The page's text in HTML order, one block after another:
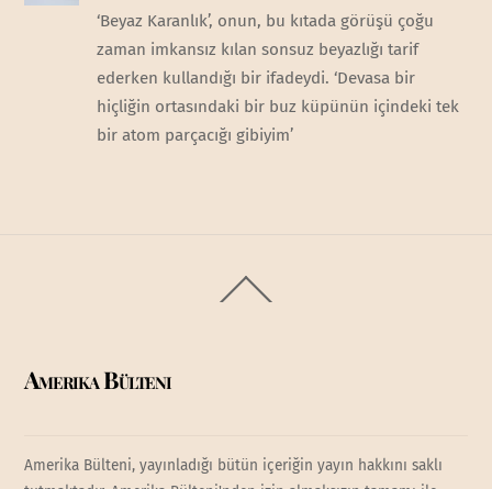
‘Beyaz Karanlık’, onun, bu kıtada görüşü çoğu
zaman imkansız kılan sonsuz beyazlığı tarif
ederken kullandığı bir ifadeydi. ‘Devasa bir
hiçliğin ortasındaki bir buz küpünün içindeki tek
bir atom parçacığı gibiyim’
To
Amerika Bülteni
Amerika Bülteni, yayınladığı bütün içeriğin yayın hakkını saklı